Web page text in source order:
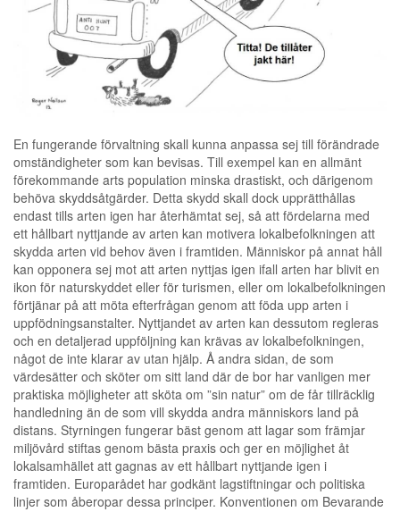
En fungerande förvaltning skall kunna anpassa sej till förändrade
omständigheter som kan bevisas. Till exempel kan en allmänt
förekommande arts population minska drastiskt, och därigenom
behöva skyddsåtgärder. Detta skydd skall dock upprätthållas
endast tills arten igen har återhämtat sej, så att fördelarna med
ett hållbart nyttjande av arten kan motivera lokalbefolkningen att
skydda arten vid behov även i framtiden. Människor på annat håll
kan opponera sej mot att arten nyttjas igen ifall arten har blivit en
ikon för naturskyddet eller för turismen, eller om lokalbefolkningen
förtjänar på att möta efterfrågan genom att föda upp arten i
uppfödningsanstalter. Nyttjandet av arten kan dessutom regleras
och en detaljerad uppföljning kan krävas av lokalbefolkningen,
något de inte klarar av utan hjälp. Å andra sidan, de som
värdesätter och sköter om sitt land där de bor har vanligen mer
praktiska möjligheter att sköta om ”sin natur” om de får tillräcklig
handledning än de som vill skydda andra människors land på
distans. Styrningen fungerar bäst genom att lagar som främjar
miljövård stiftas genom bästa praxis och ger en möjlighet åt
lokalsamhället att gagnas av ett hållbart nyttjande igen i
framtiden. Europarådet har godkänt lagstiftningar och politiska
linjer som åberopar dessa principer. Konventionen om Bevarande